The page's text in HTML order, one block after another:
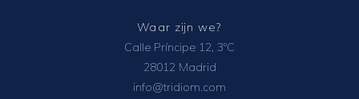
Waar zijn we?
Calle Príncipe 12, 3ºC
28012 Madrid
info@tridiom.com